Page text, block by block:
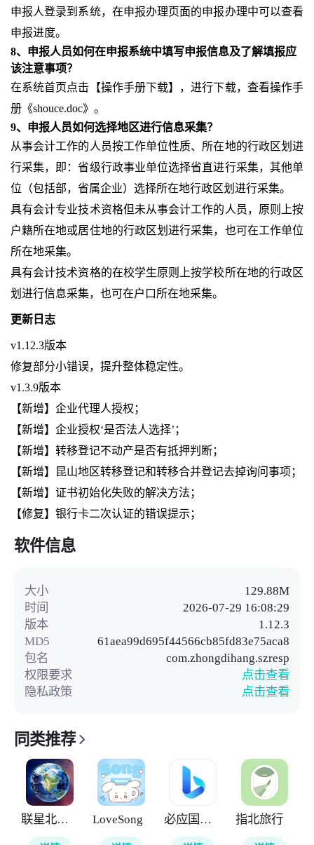
申报人登录到系统，在申报办理页面的申报办理中可以查看
申报进度。
8、申报人员如何在申报系统中填写申报信息及了解填报应
该注意事项？
在系统首页点击【操作手册下载】，进行下载，查看操作手
册《shouce.doc》。
9、申报人员如何选择地区进行信息采集？
从事会计工作的人员按工作单位性质、所在地的行政区划进
行采集，即：省级行政事业单位选择省直进行采集，其他单
位（包括部，省属企业）选择所在地行政区划进行采集。
具有会计专业技术资格但未从事会计工作的人员，原则上按
户籍所在地或居住地的行政区划进行采集，也可在工作单位
所在地采集。
具有会计技术资格的在校学生原则上按学校所在地的行政区
划进行信息采集，也可在户口所在地采集。
更新日志
v1.12.3版本
修复部分小错误，提升整体稳定性。
v1.3.9版本
【新增】企业代理人授权；
【新增】企业授权‘是否法人选择’；
【新增】转移登记不动产是否有抵押判断；
【新增】昆山地区转移登记和转移合并登记去掉询问事项；
【新增】证书初始化失败的解决方法；
【修复】银行卡二次认证的错误提示；
软件信息
大小
129.88M
时间
2026-07-29 16:08:29
版本
1.12.3
MD5
61aea99d695f44566cb85fd83e75aca8
包名
com.zhongdihang.szresp
权限要求
点击查看
隐私政策
点击查看
同类推荐
联星北斗街景地图 LoveSong 必应国际版 指北旅行